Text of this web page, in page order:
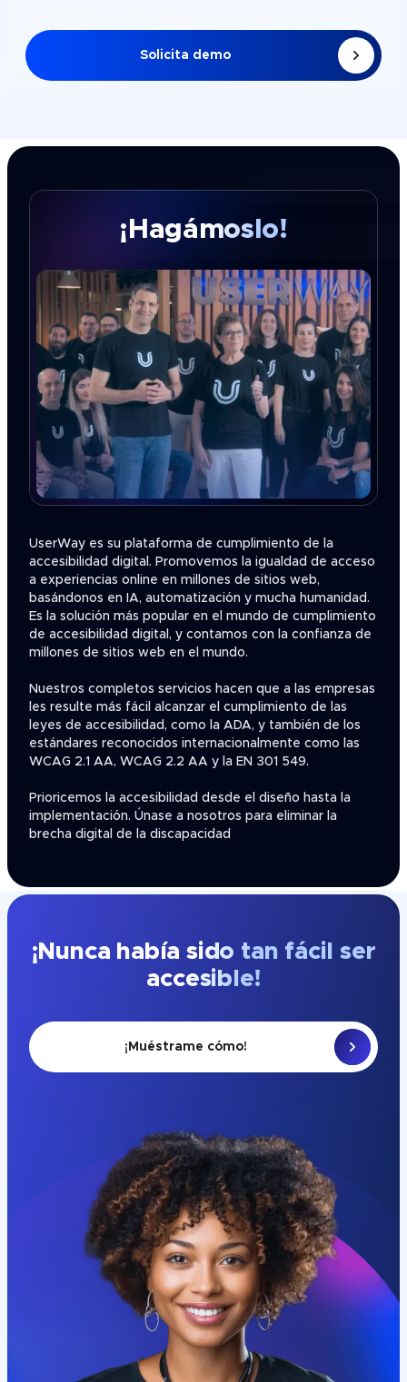
Solicita demo
¡Hagámoslo!
UserWay es su plataforma de cumplimiento de la
accesibilidad digital. Promovemos la igualdad de acceso
a experiencias online en millones de sitios web,
basándonos en IA, automatización y mucha humanidad.
Es la solución más popular en el mundo de cumplimiento
de accesibilidad digital, y contamos con la confianza de
millones de sitios web en el mundo.
Nuestros completos servicios hacen que a las empresas
les resulte más fácil alcanzar el cumplimiento de las
leyes de accesibilidad, como la ADA, y también de los
estándares reconocidos internacionalmente como las
WCAG 2.1 AA, WCAG 2.2 AA y la EN 301 549.
Prioricemos la accesibilidad desde el diseño hasta la
implementación. Únase a nosotros para eliminar la
brecha digital de la discapacidad
¡Nunca había sido tan fácil ser
accesible!
¡Muéstrame cómo!